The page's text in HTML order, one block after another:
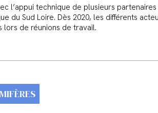
l’appui technique de plusieurs
du Sud Loire. Dès 2020, les différents
de réunions de travail.